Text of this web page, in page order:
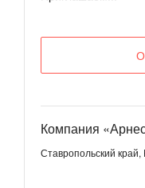
Компания
Ставропольский